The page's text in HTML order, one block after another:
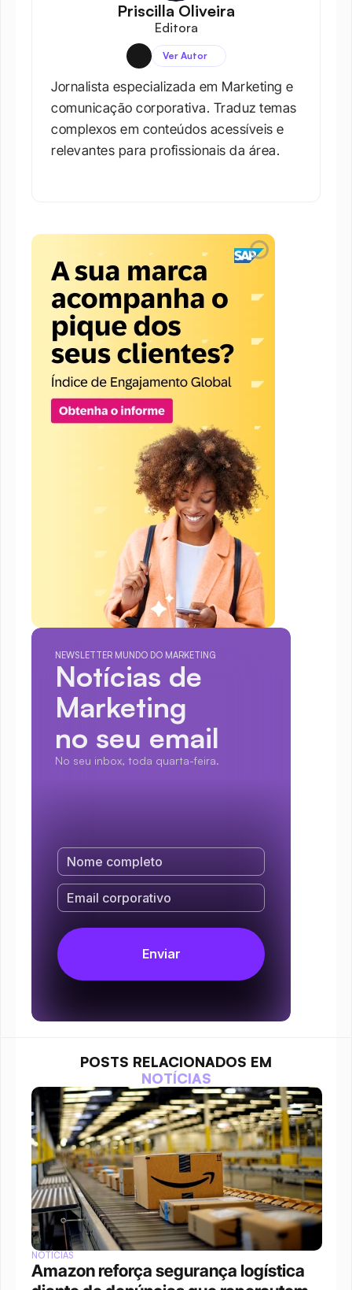
Priscilla Oliveira
Editora
Ver Autor
Jornalista especializada em Marketing e
comunicação corporativa. Traduz temas
complexos em conteúdos acessíveis e
relevantes para profissionais da área.​
NEWSLETTER MUNDO DO MARKETING
Notícias de
Marketing
no seu email
No seu inbox, toda quarta-feira.
POSTS RELACIONADOS EM
NOTÍCIAS
NOTÍCIAS
Amazon reforça segurança logística